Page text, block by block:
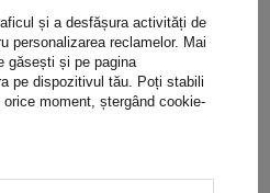
și a desfășura activități de
personalizarea reclamelor. Mai
găsești și pe pagina
pe dispozitivul tău. Poți stabili
moment, ștergând cookie-